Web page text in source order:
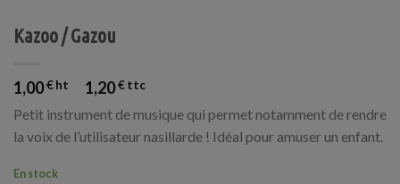
Kazoo / Gazou
1,00€ 1,20€
Petit instrument de musique qui permet notamment de rendre
la voix de l’utilisateur nasillarde ! Idéal pour amuser un enfant.
En stock